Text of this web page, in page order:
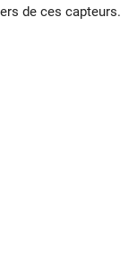
de ces capteurs.